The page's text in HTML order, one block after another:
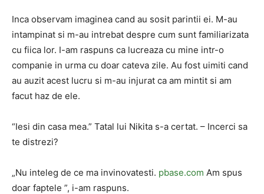
Inca observam imaginea cand au sosit parintii ei. M-au
intampinat si m-au intrebat despre cum sunt familiarizata
cu fiica lor. I-am raspuns ca lucreaza cu mine intr-o
companie in urma cu doar cateva zile. Au fost uimiti cand
au auzit acest lucru si m-au injurat ca am mintit si am
facut haz de ele.
“Iesi din casa mea.” Tatal lui Nikita s-a certat. – Incerci sa
te distrezi?
„Nu inteleg de ce ma invinovatesti. pbase.com Am spus
doar faptele ”, i-am raspuns.